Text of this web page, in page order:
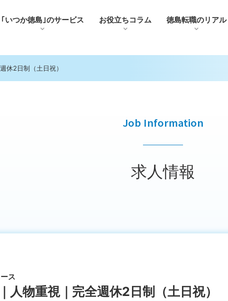
｢いつか徳島｣のサービス お役⽴ちコラム 徳島転職のリアル
休2日制（土日祝）
Job Information
求人情報
ス
人物重視｜完全週休2日制（土日祝）